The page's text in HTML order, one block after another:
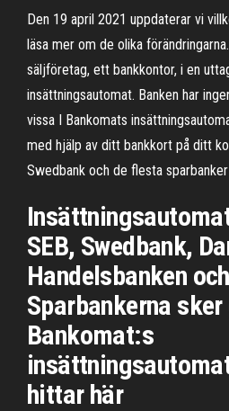
Den 19 april 2021 uppdaterar vi
läsa mer om de olika
säljföretag, ett bankkontor, i en
insättningsautomat. Banken har
vissa I Bankomats
med hjälp av ditt bankkort på ditt
Swedbank och de flesta
SEB, Swedbank,
Handelsbanken och
Sparbankerna
Bankomat:s
hittar här